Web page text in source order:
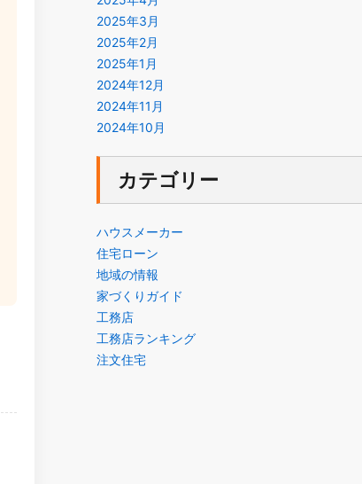
2025年3月
2025年2月
2025年1月
2024年12月
2024年11月
2024年10月
カテゴリー
ハウスメーカー
住宅ローン
地域の情報
家づくりガイド
工務店
工務店ランキング
注文住宅